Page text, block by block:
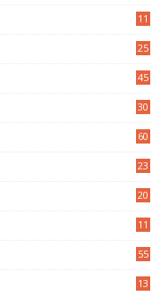
11
25
45
30
60
23
20
11
55
13